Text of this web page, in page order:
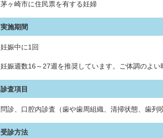
茅ヶ崎市に住民票を有する妊婦
実施期間
妊娠中に1回
妊娠週数16～27週を推奨しています。ご体調のよい
診査項目
問診、口腔内診査（歯や歯周組織、清掃状態、歯列
受診方法